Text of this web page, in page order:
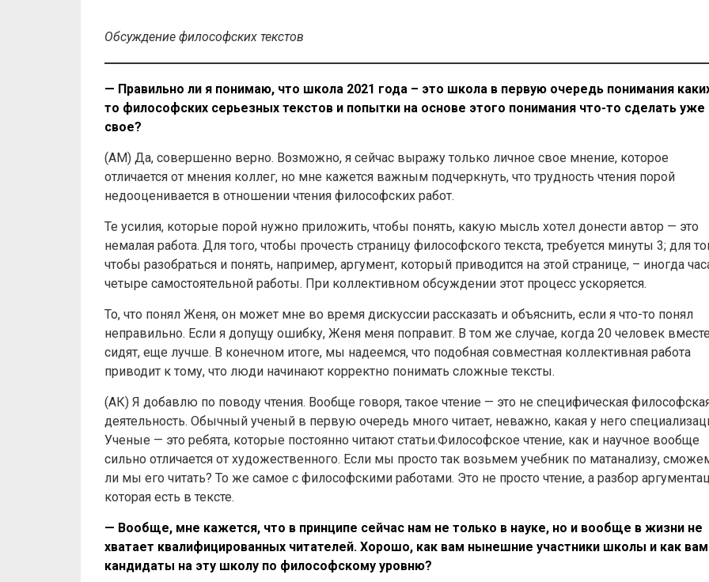
Обсуждение философских текстов
— Правильно ли я понимаю, что школа 2021 года – это школа в первую очередь понимания
то философских серьезных текстов и попытки на основе этого понимания что-то сделать уже
свое?
(АМ) Да, совершенно верно. Возможно, я сейчас выражу только личное свое мнение, которое
отличается от мнения коллег, но мне кажется важным подчеркнуть, что трудность чтения порой
недооценивается в отношении чтения философских работ.
Те усилия, которые порой нужно приложить, чтобы понять, какую мысль хотел донести автор — это
немалая работа. Для того, чтобы прочесть страницу философского текста, требуется минуты 3; для
чтобы разобраться и понять, например, аргумент, который приводится на этой странице, – иногда
четыре самостоятельной работы. При коллективном обсуждении этот процесс ускоряется.
То, что понял Женя, он может мне во время дискуссии рассказать и объяснить, если я что-то понял
неправильно. Если я допущу ошибку, Женя меня поправит. В том же случае, когда 20 человек вместе
сидят, еще лучше. В конечном итоге, мы надеемся, что подобная совместная коллективная работа
приводит к тому, что люди начинают корректно понимать сложные тексты.
(АК) Я добавлю по поводу чтения. Вообще говоря, такое чтение — это не специфическая
деятельность. Обычный ученый в первую очередь много читает, неважно, какая у него
Ученые — это ребята, которые постоянно читают статьи.Философское чтение, как и научное вообще
сильно отличается от художественного. Если мы просто так возьмем учебник по матанализу,
ли мы его читать? То же самое с философскими работами. Это не просто чтение, а разбор
которая есть в тексте.
— Вообще, мне кажется, что в принципе сейчас нам не только в науке, но и вообще в жизни не
хватает квалифицированных читателей. Хорошо, как вам нынешние участники школы и как вам
кандидаты на эту школу по философскому уровню?